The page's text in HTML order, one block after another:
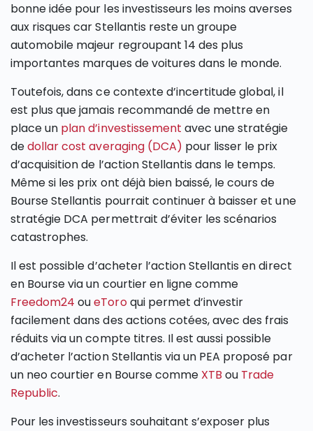
bonne idée pour les investisseurs les moins averses
aux risques car Stellantis reste un groupe
automobile majeur regroupant 14 des plus
importantes marques de voitures dans le monde.
Toutefois, dans ce contexte d’incertitude global, il
est plus que jamais recommandé de mettre en
place un plan d’investissement avec une stratégie
dedollar cost averaging (DCA) pour lisser le prix
d’acquisition de l’action Stellantis dans le temps.
Même si les prix ont déjà bien baissé, le cours de
Bourse Stellantis pourrait continuer à baisser et une
stratégie DCA permettrait d’éviter les scénarios
catastrophes.
Il est possible d’acheter l’action Stellantis en direct
en Bourse via un courtier en ligne comme
Freedom24 oueToroqui permet d’investir
facilement dans des actions cotées, avec des frais
réduits via un compte titres. Il est aussi possible
d’acheter l’action Stellantis via un PEA proposé par
un neo courtier en Bourse comme XTB ou Trade
Republic.
Pour les investisseurs souhaitant s’exposer plus